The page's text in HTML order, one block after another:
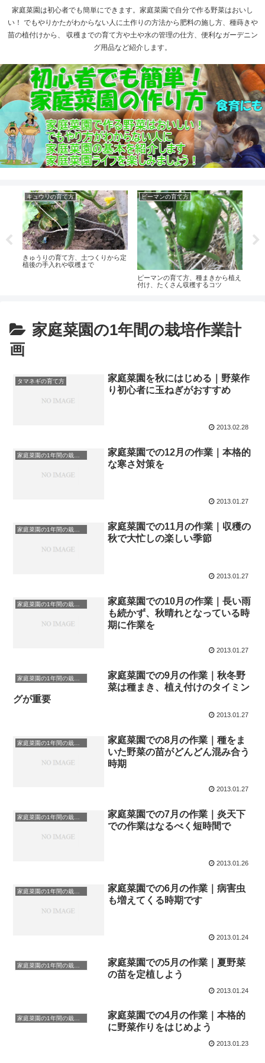
家庭菜園は初心者でも簡単にできます。家庭菜園で自分で作る野菜はおいし
い！ でもやりかたがわからない人に土作りの方法から肥料の施し方、種蒔きや
苗の植付けから、 収穫までの育て方や土や水の管理の仕方、便利なガーデニン
グ用品など紹介します。
キュウリの育て方
きゅうりの育て方、土つくりから定
植後の手入れや収穫まで
ピーマンの育て方
ピーマンの育て方、種まきから植え
付け、たくさん収穫するコツ
家庭菜園の1年間の栽培作業計
画
タマネギの育て方
家庭菜園を秋にはじめる｜野菜作
り初心者に玉ねぎがおすすめ
2013.02.28
家庭菜園での12月の作業｜本格的
な寒さ対策を
2013.01.27
家庭菜園の1年間の栽培作業計画
家庭菜園での11月の作業｜収穫の
秋で大忙しの楽しい季節
2013.01.27
家庭菜園での10月の作業｜長い雨
も続かず、秋晴れとなっている時
期に作業を
2013.01.27
家庭菜園での9月の作業｜秋冬野
菜は種まき、植え付けのタイミン
グが重要
2013.01.27
家庭菜園での8月の作業｜種をま
いた野菜の苗がどんどん混み合う
時期
2013.01.27
家庭菜園での7月の作業｜炎天下
での作業はなるべく短時間で
2013.01.26
家庭菜園での6月の作業｜病害虫
も増えてくる時期です
2013.01.24
家庭菜園の1年間の栽培作業計画
家庭菜園での5月の作業｜夏野菜
の苗を定植しよう
2013.01.24
家庭菜園の1年間の栽培作業計画
家庭菜園での4月の作業｜本格的
に野菜作りをはじめよう
2013.01.23